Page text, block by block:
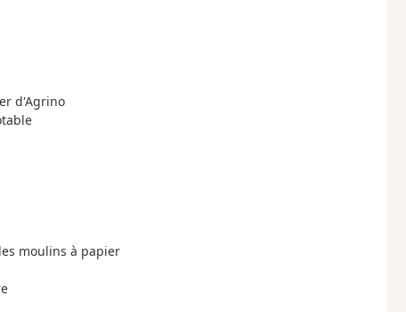
d'Agrino
moulins à papier